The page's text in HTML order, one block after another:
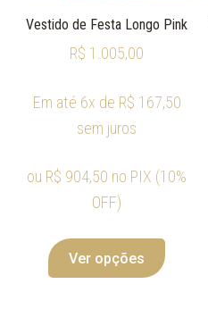
Vestido de Festa Longo Pink
R$ 1.005,00
Em até 6x de R$ 167,50
sem juros
ou R$ 904,50 no PIX (10%
OFF)
Ver opções